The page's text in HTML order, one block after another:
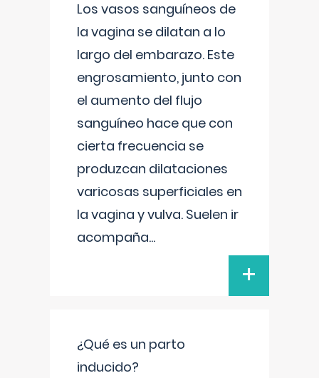
Los vasos sanguíneos de
la vagina se dilatan a lo
largo del embarazo. Este
engrosamiento, junto con
el aumento del flujo
sanguíneo hace que con
cierta frecuencia se
produzcan dilataciones
varicosas superficiales en
la vagina y vulva. Suelen ir
acompaña...
+
¿Qué es un parto
inducido?